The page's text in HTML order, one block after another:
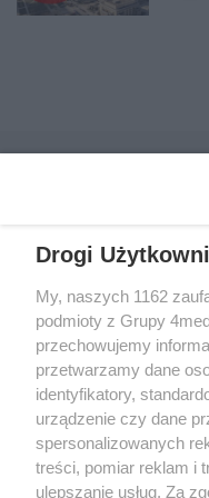
Reklama
Regulamin
Zapisz
Drogi
My, naszych 1162
podmioty z Grupy
przechowujemy
przetwarzamy dane
identyfikatory,
urządzenie czy dane
spersonalizowanych
treści, pomiar reklam i
ulepszanie usług. Za